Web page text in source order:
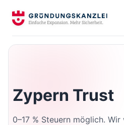
Zypern Trust
0–17 % Steuern möglich.